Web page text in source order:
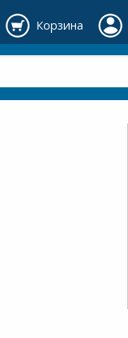
Корзина